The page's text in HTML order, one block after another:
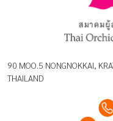
90 MOO.5 NONGNOKKAI,
THAILAND